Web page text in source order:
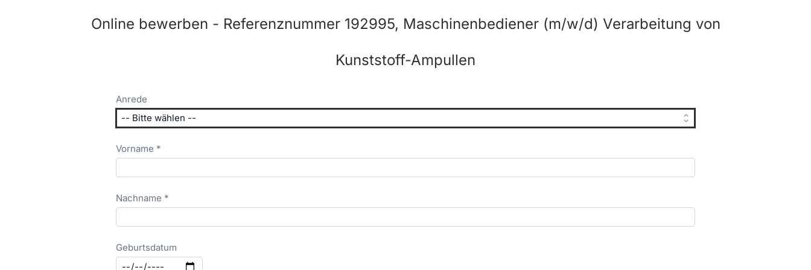
Online bewerben - Referenznummer 192995, Maschinenbediener (m/w/d) Verarbeitung von
Kunststoff-Ampullen
Anrede
Vorname *
Nachname *
Geburtsdatum